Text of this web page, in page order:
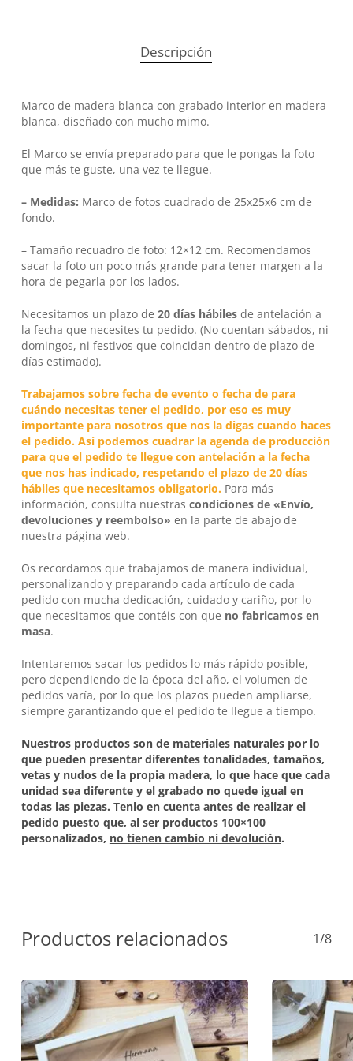
Go To Shop
Descripción
Marco de madera blanca con grabado interior en madera
blanca, diseñado con mucho mimo.
El Marco se envía preparado para que le pongas la foto
que más te guste, una vez te llegue.
– Medidas: Marco de fotos cuadrado de 25x25x6 cm de
fondo.
– Tamaño recuadro de foto: 12×12 cm. Recomendamos
sacar la foto un poco más grande para tener margen a la
hora de pegarla por los lados.
Necesitamos un plazo de 20 días hábilesde antelación a
la fecha que necesites tu pedido. (No cuentan sábados, ni
domingos, ni festivos que coincidan dentro de plazo de
días estimado).
Trabajamos sobre fecha de evento o fecha de para
cuándo necesitas tener el pedido, por eso es muy
importante para nosotros que nos la digas cuando haces
el pedido. Así podemos cuadrar la agenda de producción
para que el pedido te llegue con antelación a la fecha
que nos has indicado, respetando el plazo de 20 días
hábiles que necesitamos obligatorio. Para más
información, consulta nuestras condiciones de «Envío,
devoluciones y reembolso» en la parte de abajo de
nuestra página web.
Os recordamos que trabajamos de manera individual,
personalizando y preparando cada artículo de cada
pedido con mucha dedicación, cuidado y cariño, por lo
que necesitamos que contéis con que no fabricamos en
masa.
Intentaremos sacar los pedidos lo más rápido posible,
pero dependiendo de la época del año, el volumen de
pedidos varía, por lo que los plazos pueden ampliarse,
siempre garantizando que el pedido te llegue a tiempo.
Nuestros productos son de materiales naturales por lo
que pueden presentar diferentes tonalidades, tamaños,
vetas y nudos de la propia madera, lo que hace que cada
unidad sea diferente y el grabado no quede igual en
todas las piezas. Tenlo en cuenta antes de realizar el
pedido puesto que, al ser productos 100×100
personalizados, no tienen cambio ni devolución.
Productos relacionados 1/8